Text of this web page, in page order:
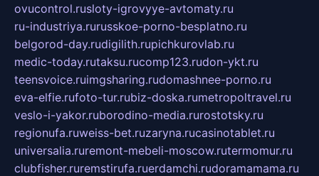
ovucontrol.rusloty-igrovyye-avtomaty.ru
ru-industriya.rurusskoe-porno-besplatno.ru
belgorod-day.rudigilith.rupichkurovlab.ru
medic-today.rutaksu.rucomp123.rudon-ykt.ru
teensvoice.ruimgsharing.rudomashnee-porno.ru
eva-elfie.rufoto-tur.rubiz-doska.rumetropoltravel.ru
veslo-i-yakor.ruborodino-media.rurostotsky.ru
regionufa.ruweiss-bet.ruzaryna.rucasinotablet.ru
universalia.ruremont-mebeli-moscow.rutermomur.ru
clubfisher.ruremstirufa.ruerdamchi.rudoramamama.ru